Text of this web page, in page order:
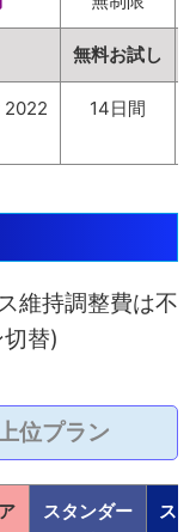
無料お試し
14日間
維持調整費は不
替)
位プラン
スタンダー
ス